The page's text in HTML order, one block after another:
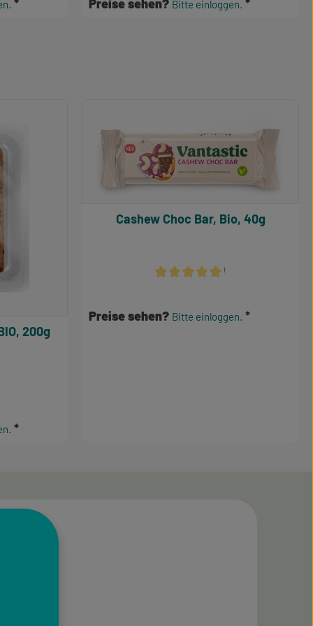
Preise sehen? Bitte einloggen.
200g
¹
Cashew Choc Bar, Bio, 40g
Preise sehen? Bitte einloggen.